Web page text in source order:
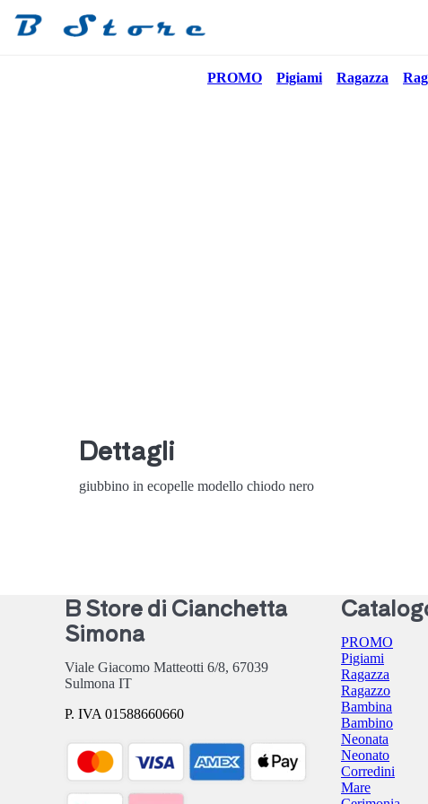
PROMO Pigiami Ragazza
Dettagli
giubbino in ecopelle modello chiodo nero
B Store di Cianchetta
Simona
Viale Giacomo Matteotti 6/8, 67039
Sulmona IT
P. IVA 01588660660
PROMO
Pigiami
Ragazza
Ragazzo
Bambina
Bambino
Neonata
Neonato
Corredini
Mare